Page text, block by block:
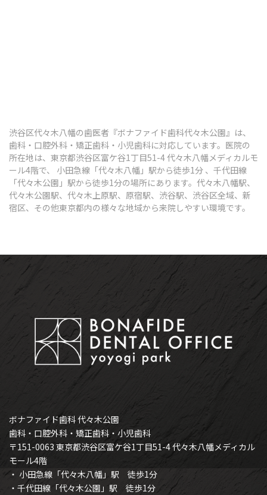
渋谷区代々木八幡の歯医者『ボナファイド歯科代々木公園』は、
歯科・口腔外科・矯正歯科・小児歯科に対応しています。医院の
所在地は、東京都渋谷区富ケ谷1丁目51-4 代々木八幡メディカルモ
ール4階で、 小田急線「代々木八幡」駅から徒歩1分 、千代田線
「代々木公園」駅から徒歩1分の場所にあります。代々木八幡駅、
代々木公園駅、代々木上原駅、原宿駅、渋谷駅、渋谷区全域、新
宿区、その他東京都内の様々な地域から来院しやすい環境です。
ボナファイド歯科 代々木公園
歯科・口腔外科・矯正歯科・小児歯科
〒151-0063 東京都渋谷区富ケ谷1丁目51-4 代々木八幡メディカル
モール4階
・ 小田急線「代々木八幡」駅 徒歩1分
・千代田線「代々木公園」駅 徒歩1分